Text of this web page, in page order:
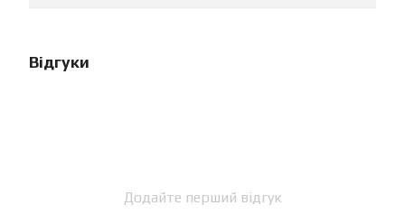
Відгуки
Додайте перший відгук